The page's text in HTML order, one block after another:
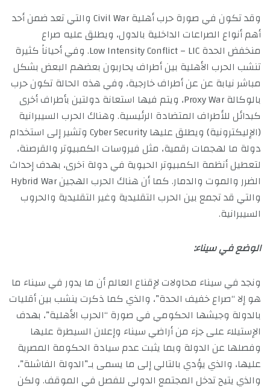
وقد تكون في صورة حرب أهلية Civil War والتي تعد ضمن أحد
أهم أنواع الصراعات الداخلية بالدول، ويطلق عليه صراع
منخفض الحدة Low Intensity Conflict – LIC. وفي أحياناً كثيرة
تنشب الحرب الأهلية بين أطراف يحاربون بعضهم البعض بشكل
مباشر نيابة عن عن أطراف خارجية، وفي هذه الحالة تكون حرب
بالوكالة Proxy War، ويتم فيها استعانة دولتين بأطراف أخرى
كبدائل للأطراف المتضادة الرئيسية. وهناك الحرب السيبرانية
(الإليكترونية) ويطلق عليها Cyber Security وتشير إلى استخدام
دولة ما لهجمات رقمية، مثل فيروسات الكمبيوتر والقرصنة،
لتعطيل أنظمة الكمبيوتر الحيوية في دولة آخرى، بهدف إحداث
الضرر والموت والدمار. كما أن هناك الحرب الهجين Hybrid War
والتي قد تجمع بين الحرب التقليدية وغير التقليدية والحروب
السيبرانية.
الوضع في سيناء:
ونجد في سيناء محاولات لإقناع العالم أن ما يدور في سيناء ما
هو إلا “صراع خفيف الحدة”، والذي كما ذكرت ينشب بين أقليات
بالدولة وجيشها الحكومي في صورة “الحرب الأهلية”، بهدف
الإستيلاء على جزء من أراضي سيناء وإعلان السيطرة عليها
وفصلها عن الدولة وبما يثبت عدم سيادة الحكومة المصرية
عليها، والذي يؤدي بالتالي إلى ما يسمى بـ”الدولة الفاشلة”،
والذي يتيح تدخل المجتمع الدولي للفصل في الموقف. ولكن